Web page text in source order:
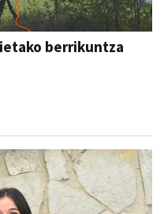
berrikuntza